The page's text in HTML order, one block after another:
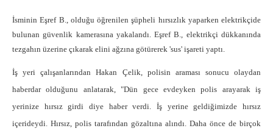
İsminin Eşref B., olduğu öğrenilen şüpheli hırsızlık yaparken elektrikçide
bulunan güvenlik kamerasına yakalandı. Eşref B., elektrikçi dükkanında
tezgahın üzerine çıkarak elini ağzına götürerek 'sus' işareti yaptı.
İş yeri çalışanlarından Hakan Çelik, polisin araması sonucu olaydan
haberdar olduğunu anlatarak, "Dün gece evdeyken polis arayarak iş
yerinize hırsız girdi diye haber verdi. İş yerine geldiğimizde hırsız
içerideydi. Hırsız, polis tarafından gözaltına alındı. Daha önce de birçok